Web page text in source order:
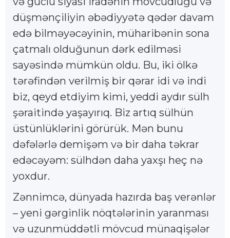
düşmənçiliyin əbədiyyətə qədər davam
edə bilməyəcəyinin, müharibənin sona
çatmalı olduğunun dərk edilməsi
sayəsində mümkün oldu. Bu, iki ölkə
tərəfindən verilmiş bir qərar idi və indi
biz, qeyd etdiyim kimi, yeddi aydır sülh
şəraitində yaşayırıq. Biz artıq sülhün
üstünlüklərini görürük. Mən bunu
dəfələrlə demişəm və bir daha təkrar
edəcəyəm: sülhdən daha yaxşı heç nə
yoxdur.
Zənnimcə, dünyada hazırda baş verənlər
– yeni gərginlik nöqtələrinin yaranması
və uzunmüddətli mövcud münaqişələr